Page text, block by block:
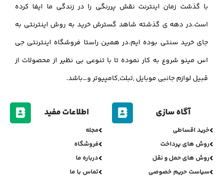
با گذشت زمان اینترنت نقش پررنگی را در زندگی ما ایفا کرده
است.در دهه ی گذشته شاهد گسترش خرید به روش اینترنتی به
جای خرید سنتی بوده ایم.در همین راستا فروشگاه اینترنتی جی
اس مینو شروع به کار نموده تا با تنوعی بی نظیر از محصولات از
قبیل لوازم جانبی موبایل ,تبلت,کامپیوتر و…باشد.
آگاه سازی
خرید اقساطی
روش های پرداخت
روش های حمل و نقل
سیاست حریم خصوصی
اطلاعات مفید
مجله
فروشگاه
درباره ما
تماس با ما